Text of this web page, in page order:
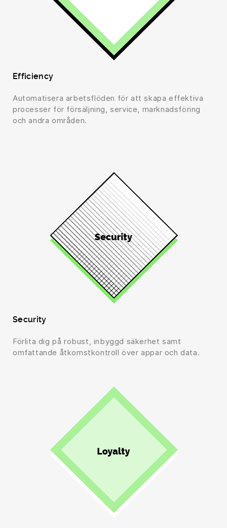
Efficiency
Automatisera arbetsflöden för att skapa effektiva
processer för försäljning, service, marknadsföring
och andra områden.
Security
Förlita dig på robust, inbyggd säkerhet samt
omfattande åtkomstkontroll över appar och data.